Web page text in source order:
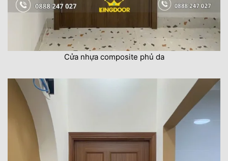
Cửa nhựa composite phủ da